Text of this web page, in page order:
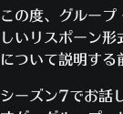
この度、グループ
しいリスポーン
について説明する
シーズン7でお話